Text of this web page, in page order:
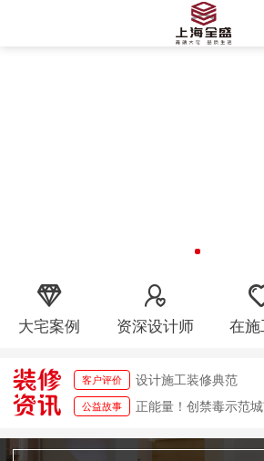
大宅案例 资深设计师 在施
客户评价 精工细作，无微不至
客户评价 设计施工装修典范
公益故事 正能量！创禁毒示范城市
公益故事 正能量！创禁毒示范城市